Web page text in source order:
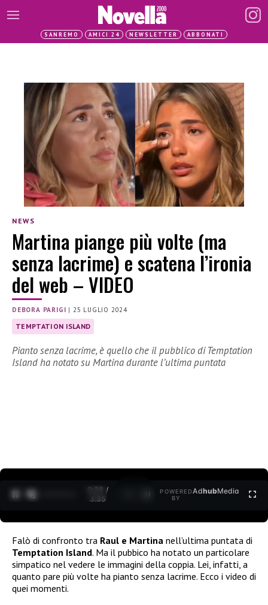
SANREMO AMICI 24 NEWSLETTER ABBONATI
NEWS
Martina piange più volte (ma
senza lacrime) e scatena l’ironia
del web – VIDEO
DEBORA PARIGI | 25 LUGLIO 2024
TEMPTATION ISLAND
Pianto senza lacrime, è quello che il pubblico di Temptation
Island ha notato su Martina durante l’ultima puntata
0:30 /
3:35
POWERED
BY
AdhubMedia
Falò di confronto tra Raul e Martina nell’ultima puntata di
Temptation Island. Ma il pubbico ha notato un particolare
simpatico nel vedere le immagini della coppia. Lei, infatti, a
quanto pare più volte ha pianto senza lacrime. Ecco i video di
quei momenti.